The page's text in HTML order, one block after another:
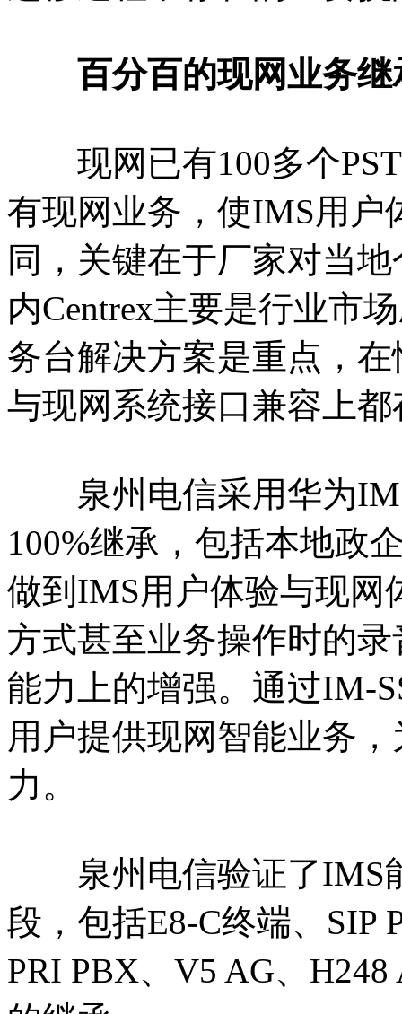
百分百的现网业务继
现网已有100多个
有现网业务，使IMS用户
同，关键在于厂家对当
内Centrex主要是行业市
务台解决方案是重点，
与现网系统接口兼容上
泉州电信采用华为
100%继承，包括本地政
做到IMS用户体验与现网
方式甚至业务操作时的
能力上的增强。通过IM-
用户提供现网智能业务
力。
泉州电信验证了IMS
段，包括E8-C终端、SIP
PRI PBX、V5 AG、